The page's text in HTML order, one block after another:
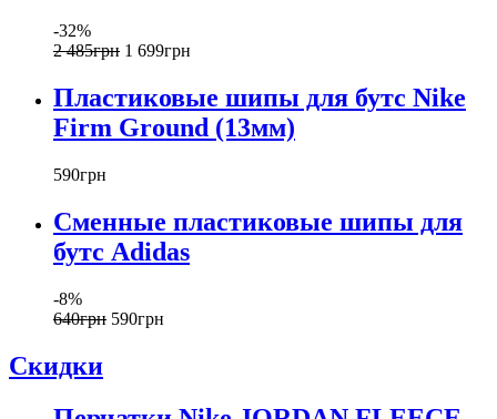
-32%
2 485грн 1 699грн
Пластиковые шипы для бутс Nike
Firm Ground (13мм)
590грн
Сменные пластиковые шипы для
бутс Adidas
-8%
640грн 590грн
Скидки